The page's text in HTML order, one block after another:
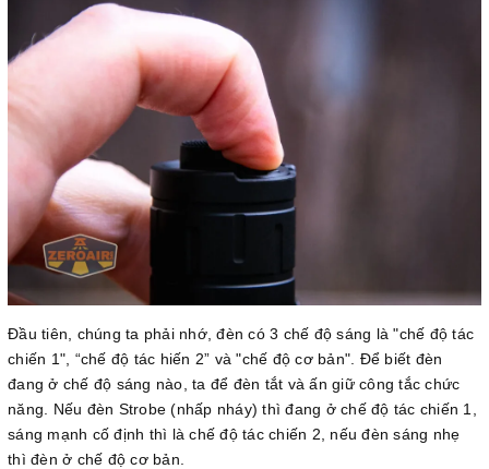
Đầu tiên, chúng ta phải nhớ, đèn có 3 chế độ sáng là "chế độ tác
chiến 1", “chế độ tác hiến 2” và "chế độ cơ bản". Để biết đèn
đang ở chế độ sáng nào, ta để đèn tắt và ấn giữ công tắc chức
năng. Nếu đèn Strobe (nhấp nháy) thì đang ở chế độ tác chiến 1,
sáng mạnh cố định thì là chế độ tác chiến 2, nếu đèn sáng nhẹ
thì đèn ở chế độ cơ bản.